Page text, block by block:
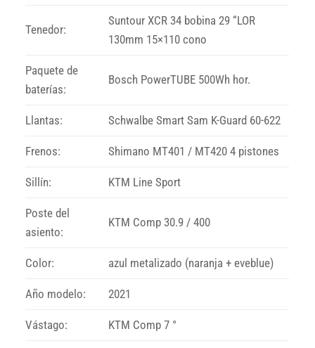
Tenedor:
Suntour XCR 34 bobina 29 “LOR
130mm 15×110 cono
Paquete de
baterías:
Bosch PowerTUBE 500Wh hor.
Llantas: Schwalbe Smart Sam K-Guard 60-622
Frenos: Shimano MT401 / MT420 4 pistones
Sillín: KTM Line Sport
Poste del
asiento:
KTM Comp 30.9 / 400
Color: azul metalizado (naranja + eveblue)
Año modelo: 2021
Vástago: KTM Comp 7 °